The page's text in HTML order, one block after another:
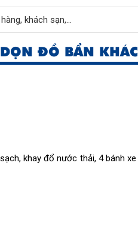
khách sạn,…
ĐỒ BẨN
khay đổ nước thải, 4 bánh